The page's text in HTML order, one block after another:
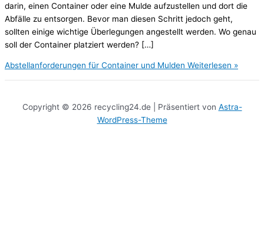
darin, einen Container oder eine Mulde aufzustellen und dort die
Abfälle zu entsorgen. Bevor man diesen Schritt jedoch geht,
sollten einige wichtige Überlegungen angestellt werden. Wo genau
soll der Container platziert werden? […]
Abstellanforderungen für Container und Mulden Weiterlesen »
Copyright © 2026 recycling24.de | Präsentiert von Astra-
WordPress-Theme